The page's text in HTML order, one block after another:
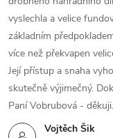
Vojtěch Šik
vyslechla a velice
základním
více než překvapen
Její přístup a snaha
skutečně výjimečný.
Paní Vobrubová -